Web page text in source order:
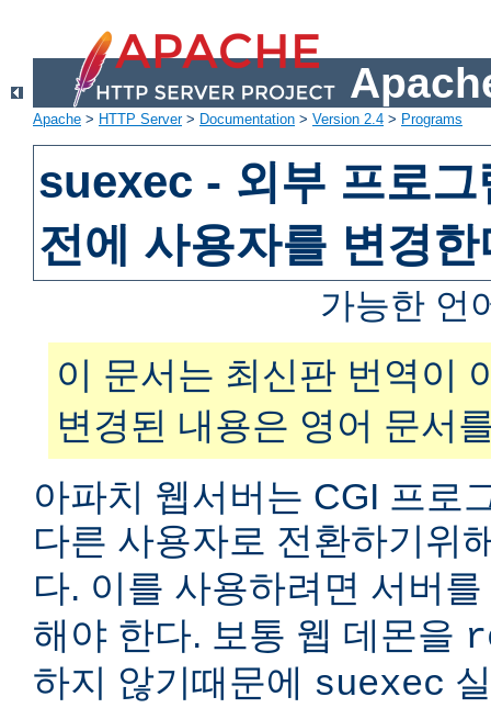
Apache > HTTP Server> Documentation > Version 2.4 > Programs
suexec - 외부 프로
전에 사용자를 변경한
가능한 언
이 문서는 최신판 번역이
변경된 내용은 영어 문서
아파치 웹서버는 CGI 프로
다른 사용자로 전환하기위
다. 이를 사용하려면 서버를
해야 한다. 보통 웹 데몬을
하지 않기때문에 suexec